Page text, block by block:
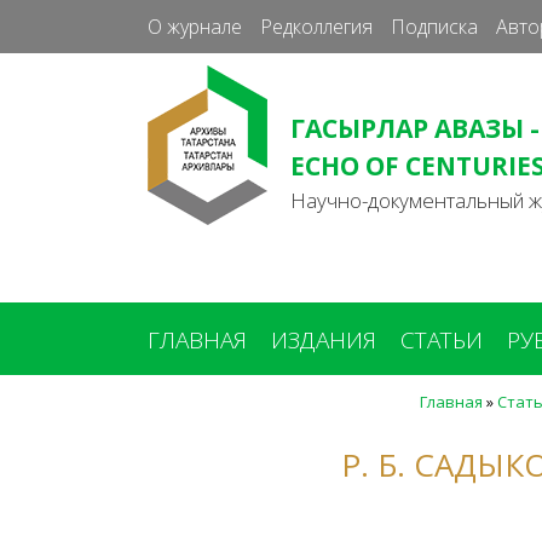
О журнале Редколлегия Подписка
ГАСЫРЛАР АВАЗЫ
ECHO OF
Научно-документальный
ГЛАВНАЯ ИЗДАНИЯ СТАТЬИ
Главная »
Р. Б.